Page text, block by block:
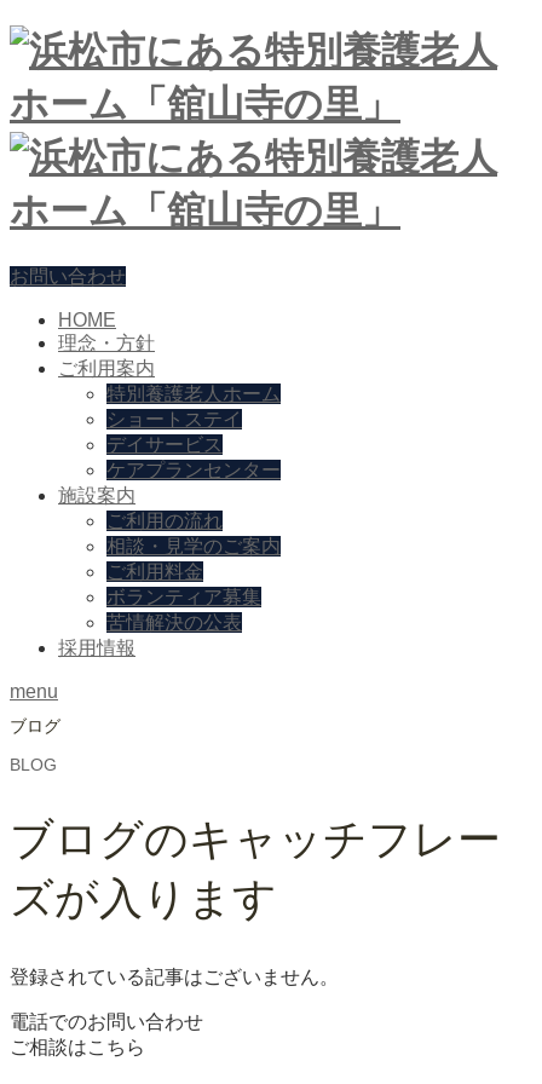
お問い合わせ
HOME
理念・方針
ご利用案内
特別養護老人ホーム
ショートステイ
デイサービス
ケアプランセンター
施設案内
ご利用の流れ
相談・見学のご案内
ご利用料金
ボランティア募集
苦情解決の公表
採用情報
menu
ブログ
BLOG
ブログのキャッチフレー
ズが入ります
登録されている記事はございません。
電話でのお問い合わせ
ご相談はこちら